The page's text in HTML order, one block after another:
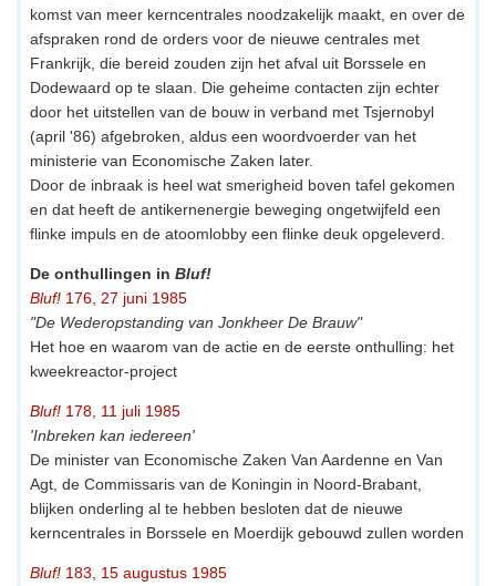
komst van meer kerncentrales noodzakelijk maakt, en over de
afspraken rond de orders voor de nieuwe centrales met
Frankrijk, die bereid zouden zijn het afval uit Borssele en
Dodewaard op te slaan. Die geheime contacten zijn echter
door het uitstellen van de bouw in verband met Tsjernobyl
(april '86) afgebroken, aldus een woordvoerder van het
ministerie van Economische Zaken later.
Door de inbraak is heel wat smerigheid boven tafel gekomen
en dat heeft de antikernenergie beweging ongetwijfeld een
flinke impuls en de atoomlobby een flinke deuk opgeleverd.
De onthullingen in Bluf!
Bluf! 176, 27 juni 1985
"De Wederopstanding van Jonkheer De Brauw"
Het hoe en waarom van de actie en de eerste onthulling: het
kweekreactor-project
Bluf! 178, 11 juli 1985
'Inbreken kan iedereen'
De minister van Economische Zaken Van Aardenne en Van
Agt, de Commissaris van de Koningin in Noord-Brabant,
blijken onderling al te hebben besloten dat de nieuwe
kerncentrales in Borssele en Moerdijk gebouwd zullen worden
Bluf! 183, 15 augustus 1985